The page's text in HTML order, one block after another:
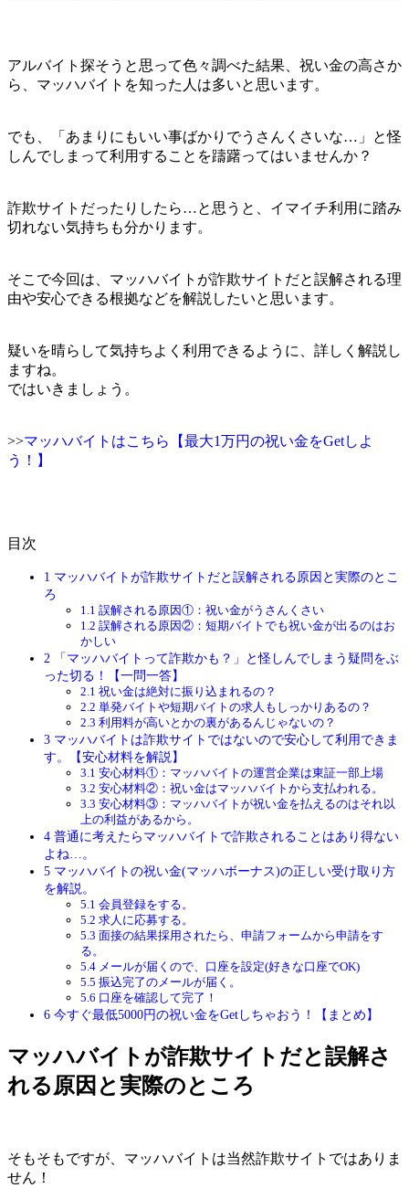
アルバイト探そうと思って色々調べた結果、祝い金の高さか
ら、マッハバイトを知った人は多いと思います。
でも、「あまりにもいい事ばかりでうさんくさいな…」と怪
しんでしまって利用することを躊躇ってはいませんか？
詐欺サイトだったりしたら…と思うと、イマイチ利用に踏み
切れない気持ちも分かります。
そこで今回は、マッハバイトが詐欺サイトだと誤解される理
由や安心できる根拠などを解説したいと思います。
疑いを晴らして気持ちよく利用できるように、詳しく解説し
ますね。
ではいきましょう。
>>マッハバイトはこちら【最大1万円の祝い金をGetしよ
う！】
目次
1 マッハバイトが詐欺サイトだと誤解される原因と実際のとこ
ろ
1.1 誤解される原因①：祝い金がうさんくさい
1.2 誤解される原因②：短期バイトでも祝い金が出るのはお
かしい
2 「マッハバイトって詐欺かも？」と怪しんでしまう疑問をぶ
った切る！【一問一答】
2.1 祝い金は絶対に振り込まれるの？
2.2 単発バイトや短期バイトの求人もしっかりあるの？
2.3 利用料が高いとかの裏があるんじゃないの？
3 マッハバイトは詐欺サイトではないので安心して利用できま
す。【安心材料を解説】
3.1 安心材料①：マッハバイトの運営企業は東証一部上場
3.2 安心材料②：祝い金はマッハバイトから支払われる。
3.3 安心材料③：マッハバイトが祝い金を払えるのはそれ以
上の利益があるから。
4 普通に考えたらマッハバイトで詐欺されることはあり得ない
よね…。
5 マッハバイトの祝い金(マッハボーナス)の正しい受け取り方
を解説。
5.1 会員登録をする。
5.2 求人に応募する。
5.3 面接の結果採用されたら、申請フォームから申請をす
る。
5.4 メールが届くので、口座を設定(好きな口座でOK)
5.5 振込完了のメールが届く。
5.6 口座を確認して完了！
6 今すぐ最低5000円の祝い金をGetしちゃおう！【まとめ】
マッハバイトが詐欺サイトだと誤解さ
れる原因と実際のところ
そもそもですが、マッハバイトは当然詐欺サイトではありま
せん！